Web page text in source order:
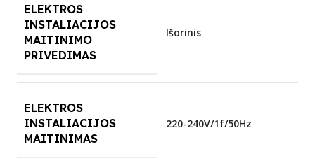
ELEKTROS
INSTALIACIJOS
MAITINIMO
PRIVEDIMAS
Išorinis
ELEKTROS
INSTALIACIJOS
MAITINIMAS
220-240V/1f/50Hz